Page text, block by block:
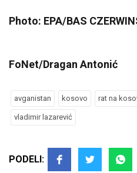
Photo: EPA/BAS
FoNet/Dragan Antonić
avganistan kosovo rat na
vladimir lazarević
PODELI: